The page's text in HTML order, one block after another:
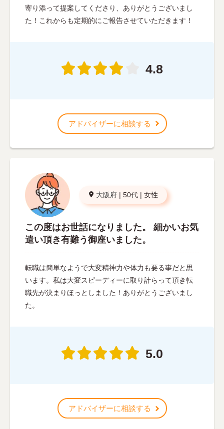
寄り添って提案してくださり、ありがとうございまし
た！これからも定期的にご報告させていただきます！
4.8
アドバイザーに相談する
大阪府 | 50代 | 女性
この度はお世話になりました。 細かいお気
遣い頂き有難う御座いました。
転職は簡単なようで大変精神力や体力も要る事だと思
います。私は大変スピーディーに取り計らって頂き転
職先が決まりほっとしました！ありがとうございまし
た。
5.0
アドバイザーに相談する